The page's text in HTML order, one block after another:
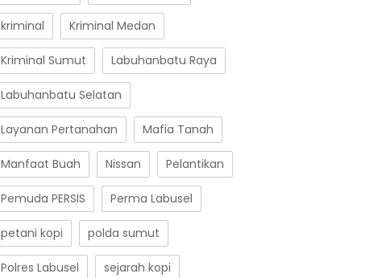
kriminal Kriminal Medan
Kriminal Sumut Labuhanbatu Raya
Labuhanbatu Selatan
Layanan Pertanahan Mafia Tanah
Manfaat Buah Nissan Pelantikan
Pemuda PERSIS Perma Labusel
petani kopi polda sumut
Polres Labusel sejarah kopi